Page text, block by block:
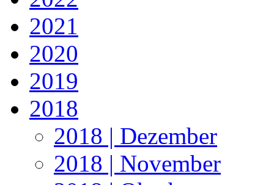
2021
2020
2019
2018
2018 | Dezember
2018 | November